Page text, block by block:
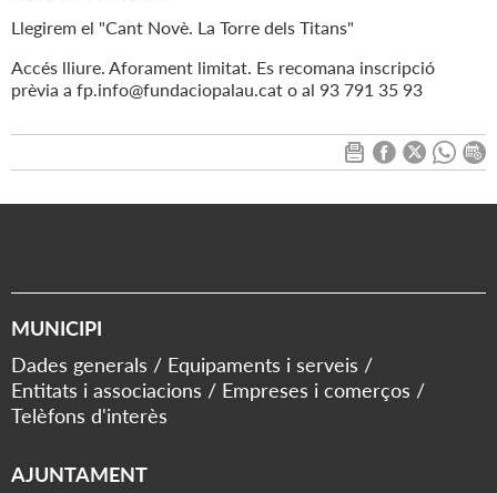
Llegirem el "Cant Novè. La Torre dels Titans"
Accés lliure. Aforament limitat. Es recomana inscripció
prèvia a fp.info@fundaciopalau.cat o al 93 791 35 93
MUNICIPI
Dades generals
Equipaments i serveis
Entitats i associacions
Empreses i comerços
Telèfons d'interès
AJUNTAMENT